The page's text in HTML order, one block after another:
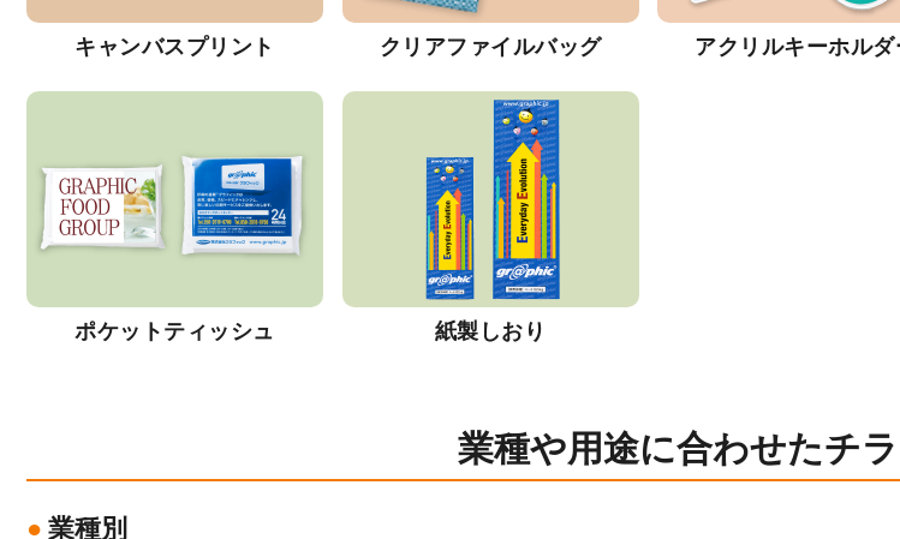
キャンバスプリント クリアファイルバッグ アクリルキーホルダ
ポケットティッシュ 紙製しおり
業種や用途に合わせたチ
業種別